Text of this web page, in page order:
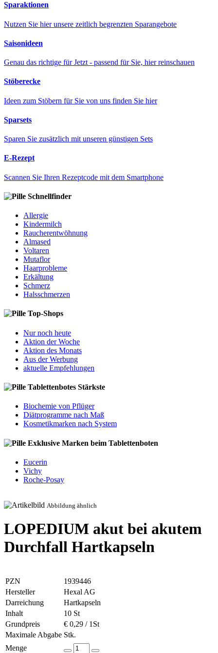
Sparaktionen
Nutzen Sie hier unsere zeitlich begrenzten Sparangebote
Saisonideen
Genau das richtige für Jetzt - passend für Sie, hier reinschauen
Stöberecke
Ideen zum Stöbern für Sie von uns finden Sie hier
Sparsets
Sparen Sie zusätzlich mit unseren günstigen Sets
E-Rezept
Scannen Sie Ihren Rezeptcode mit dem Smartphone
Schnellfinder
Allergie
Kindermilch
Raucherentwöhnung
Almased
Voltaren
Mutaflor
Haarprobleme
Erkältung
Schmerz
Halsschmerzen
Top-Shops
Nur noch heute
Aktion der Woche
Aktion des Monats
Aus der Werbung
aktuelle Empfehlungen
Tablettenbotes Stärkste
Biochemie von Pflüger
Diätprogramme nach Maß
Kosmetikmarken nach System
Exklusive Marken beim Tablettenboten
Eucerin
Vichy
Roche-Posay
Abbildung ähnlich
LOPEDIUM akut bei akutem
Durchfall Hartkapseln
PZN
1939446
Hersteller
Hexal AG
Darreichung
Hartkapseln
Inhalt
10 St
Grundpreis
€ 0,29 / 1St
Maximale Abgabe Stk.
Menge